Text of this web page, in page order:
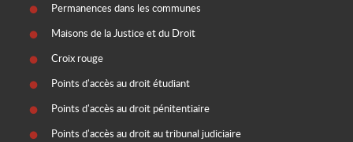
Permanences dans les communes
Maisons de la Justice et du Droit
Croix rouge
Points d'accès au droit étudiant
Points d'accès au droit pénitentiaire
Points d'accès au droit au tribunal judiciaire